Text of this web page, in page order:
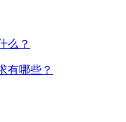
么？
有哪些？